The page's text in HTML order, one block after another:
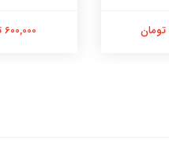
600,000 تومان